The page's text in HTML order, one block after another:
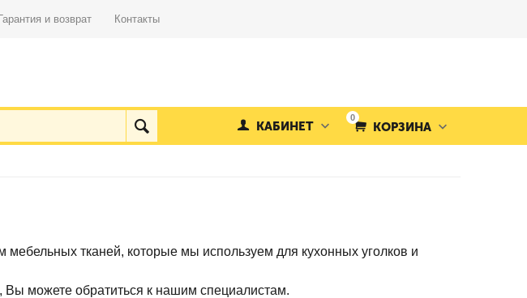
Гарантия и возврат Контакты
0
КОРЗИНА
КАБИНЕТ
тканей, которые мы используем для кухонных уголков и
Вы можете обратиться к нашим специалистам.